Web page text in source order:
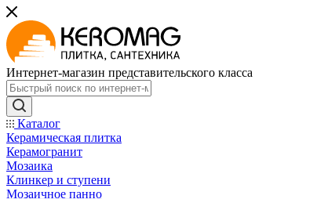
Интернет-магазин представительского класса
Каталог
Керамическая плитка
Керамогранит
Мозаика
Клинкер и ступени
Мозаичное панно